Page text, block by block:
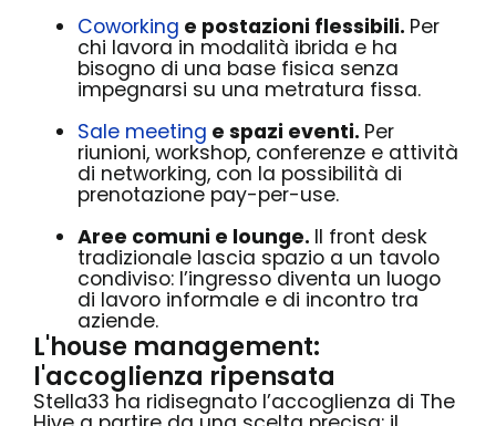
Coworking e postazioni flessibili. Per
chi lavora in modalità ibrida e ha
bisogno di una base fisica senza
impegnarsi su una metratura fissa.
Sale meeting e spazi eventi. Per
riunioni, workshop, conferenze e attività
di networking, con la possibilità di
prenotazione pay-per-use.
Aree comuni e lounge. Il front desk
tradizionale lascia spazio a un tavolo
condiviso: l’ingresso diventa un luogo
di lavoro informale e di incontro tra
aziende.
L'house management:
l'accoglienza ripensata
Stella33 ha ridisegnato l’accoglienza di The